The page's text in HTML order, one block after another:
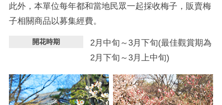
此外，本單位每年都和當地民眾一起採收梅子，販賣梅
子相關商品以募集經費。
開花時期
2月中旬～3月下旬(最佳觀賞期為
2月下旬～3月上中旬)